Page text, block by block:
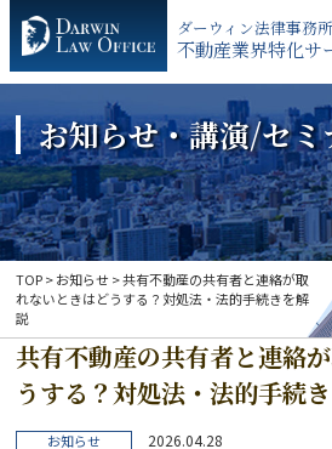
ダーウィン法律事務所
不動産業界特化サ
お知らせ・講演/セミ
TOP>お知らせ >共有不動産の共有者と連絡が取
れないときはどうする？対処法・法的手続きを解
説
共有不動産の共有者と連絡
うする？対処法・法的手続
お知らせ 2026.04.28